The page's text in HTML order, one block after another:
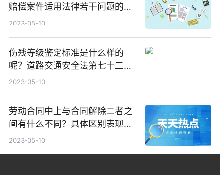
赔偿案件适用法律若干问题的解
释
2023-05-10
伤残等级鉴定标准是什么样的
呢？道路交通安全法第七十二条
内容是什么？
2023-05-10
劳动合同中止与合同解除二者之
间有什么不同？具体区别表现有
哪些？
2023-05-10